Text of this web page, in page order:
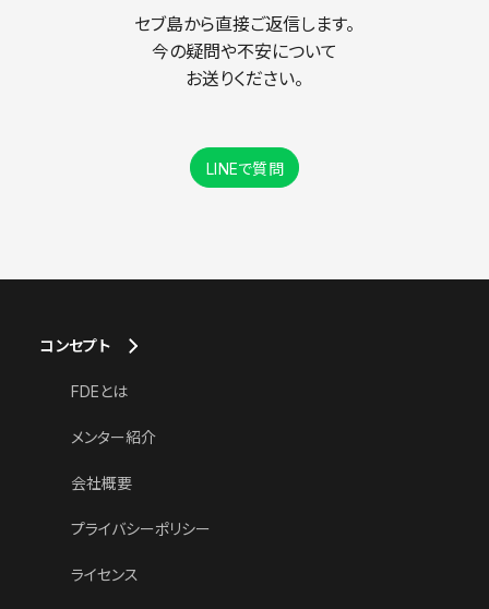
セブ島から直接ご返信します。
今の疑問や不安について
お送りください。
LINEで質問
コンセプト
FDEとは
メンター紹介
会社概要
プライバシーポリシー
ライセンス